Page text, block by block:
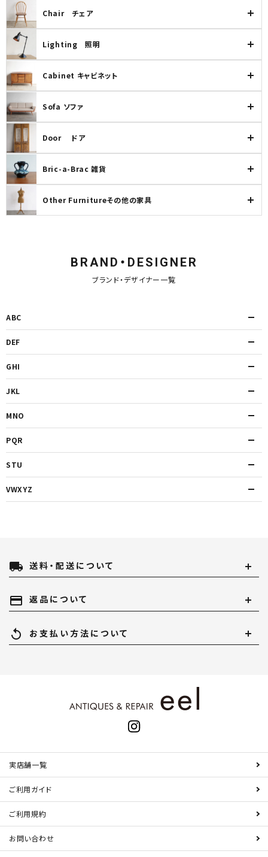
過去販売
INFORMATION
ACCOUNT MENU
meeting_room ログイン
Chair チェア
Lighting 照明
Cabinet キャビネット
Sofa ソファ
Door ドア
Bric-a-Brac 雑貨
Other Furnitureその他の家具
BRAND・DESIGNER
ブランド・デザイナー一覧
ABC
DEF
GHI
JKL
MNO
PQR
STU
VWXYZ
local_shipping 送料・配送について
payment 返品について
replay お支払い方法について
実店舗一覧
ご利用ガイド
ご利用規約
お問い合わせ